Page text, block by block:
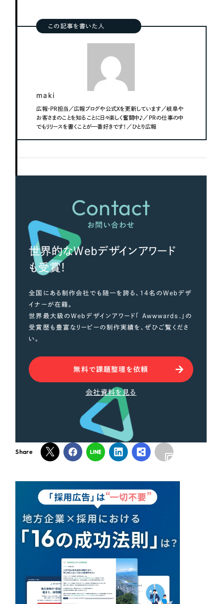
この記事を書いた人
maki
広報・PR担当／広報ブログや公式Xを更新しています／岐阜や
お客さまのことを知ることに日々楽しく奮闘中♪／PRの仕事の中
でもリリースを書くことが一番好きです！／ひとり広報
Contact
お問い合わせ
世界的なWebデザインアワード
も受賞！
全国にある制作会社でも随一を誇る、14名のWebデザ
イナーが在籍。
世界最大級のWebデザインアワード「 Awwwards.」の
受賞歴も豊富なリーピーの制作実績を、ぜひご覧くださ
い。
無料で課題整理を依頼
会社資料を見る
Share